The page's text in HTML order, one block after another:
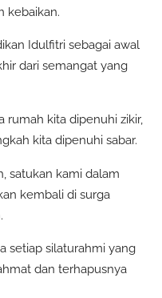
kebaikan.
Idulfitri sebagai awal
dari semangat yang
rumah kita dipenuhi zikir,
kita dipenuhi sabar.
satukan kami dalam
kembali di surga
setiap silaturahmi yang
dan terhapusnya